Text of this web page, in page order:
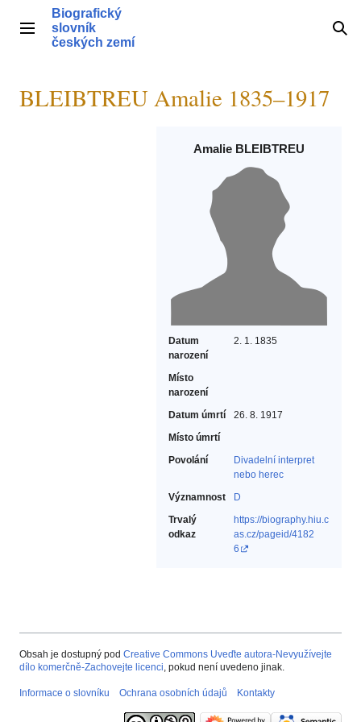
obsahHlavní menu
Biografický
slovník
českých zemí
BLEIBTREU Amalie 1835–1917
Amalie BLEIBTREU
Datum
narození
2. 1. 1835
Místo
narození
Datum úmrtí
26. 8. 1917
Místo úmrtí
Povolání
Divadelní interpret
nebo herec‎
Významnost
D
Trvalý
odkaz
https://biography.hiu.c
as.cz/pageid/4182
6
Obsah je dostupný pod Creative Commons Uveďte autora-Nevyužívejte
dílo komerčně-Zachovejte licenci, pokud není uvedeno jinak.
Informace o slovníku Ochrana osobních údajů Kontakty